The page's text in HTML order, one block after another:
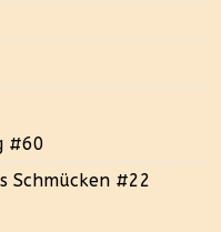
#60
Schmücken #22